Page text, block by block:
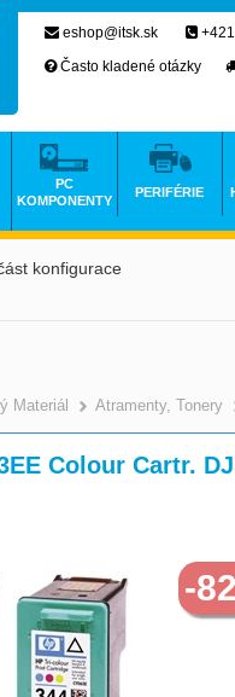
konfigurace
Materiál >
Atramenty, Tonery
Colour Cartr.
-
eshop@itsk.sk
Často kladené otázky
PC
KOMPONENTY
PERIFÉRIE